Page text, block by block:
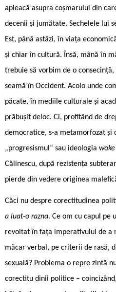
apleacă asupra coșmarului din
decenii și jumătate. Sechelele lui
Est, până astăzi, în viața
și chiar în cultură. Însă, mână în
trebuie să vorbim de o
seamă în Occident. Acolo unde
păcate, în mediile culturale și
prăbușit deloc. Ci, profitând de
democratice, s-a metamorfozat și
„progresismul“ sau ideologia woke
Călinescu, după rezistența
pierde din vedere originea
Căci nu despre corectitudinea
a luat-o razna. Ce om cu capul pe
revoltat în fața imperativului de a
măcar verbal, pe criterii de rasă,
sexuală? Problema o repre ­zintă
corectitu ­dinii politice –